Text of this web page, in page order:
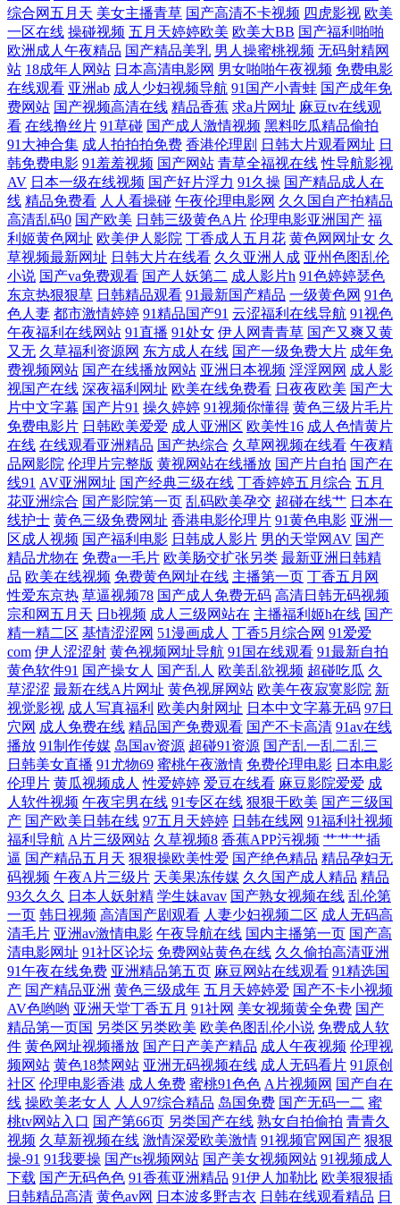
线视频 欧美精品浮力影院 操逼金品韩国 天天操B亚洲性爱 久久国产电影
伊人AV激情 麻豆黄色网 av福利网站大全 日韩三级在线观看 国产精品区你
懂的 影音先锋丁香四月 美女黄色网 三级片入口 狠狠日天天 91视频按摩
五月天婷婷999 久久综合 变态另类第8页 午夜福利av理论 九九重口味视频
91在观 日韩老湿有码日韩 久久草热婷婷网站 www色情 午夜伦理福利 久
久精品国产男包 白嫩玉足足交 五月大香蕉网站 精品超碰人妻 AV新视频
天堂福利社 久久午夜国产精 www国产噜噜 午夜天堂影院 伦理色电影 俺
去的综合网站 午夜成人AV社区 久久av人体电影 97超碰人人在线 日韩AV
无码网址 久久精品视频32 超碰免费91 伊人三级网 欧美在线cn 丁香色五月
手机版 影音先锋女人成人 欧美女网站 成人a三级 亚洲制服 人妖黄色A片
韩国av无码观看 97人人草人人爱 天天操B网 久草精品国产系列 av91网址
导航 午夜福利58 久久婷婷五月天 www日韩三级 亚洲五五艹综合 日本岛
国片 狠狠干香蕉 91熊猫视频 日韩中文字幕 九九热草 av理论片在线 性爱
AV性爱网 老司机午夜成人 超碰观看人妻 中日韩欧美色图 日本一道本 韩
国黄视频 91熊猫tv 污视频下载大全 男人天堂五月天 日本韩国A片 午夜久
干视频完整 欧美激情深爱网 含羞草AV女激情 www传媒探花 亚洲丝袜91
视频 欧美精品一 国产美女喷水 91色色欧美日韩 日韩综合另类 精东无码成
人影业 超碰人人看系列 自尉视频软件 日本蜜桃视频二区 激情瑟瑟 AV黄
色天堂网站 五月天性爱网站 另类啪啪 超碰自拍网 a'v写真导航 91碰视频
天美3级片 久久天堂五五 超碰在人人妻 51国产视频在线 人妖伪娘在线 九
一看片入口 超碰成人网 在线观看视频污 青青影院学生妹 麻豆aa 黑丝巨乳
极品 爱豆传媒映视AV 在线观看91视频 人妻人人骑 韩国AV第一页 97亚洲
综合 午夜三级网站 欧美波霸OL 黄色仓库网站 操碰无码 伊人成成人 青青
影院学生妹 国产亚洲V^ 99爱99色 午夜剧场超碰 欧美美色日韩 国产精品
久久码一 97超碰精品 伊人成人在线网 国产av夜夜 国产成人精 亚洲伊人大
香蕉 青娱乐老司机分类 激情综合五 超碰97在线播放 91免费WWW 网站国
产入口免费 色先锋AV成人 欧美三区精品视频 久久六一二三四 丁香午夜超
综合网五月天 美女主播青草 国产高清不卡视频 四虎影视 欧美
一区在线 操碰视频 五月天婷婷欧美 欧美大BB 国产福利啪啪
欧洲成人午夜精品 国产精品美乳 男人操蜜桃视频 无码射精网
站 18成年人网站 日本高清电影网 男女啪啪午夜视频 免费电影
在线观看 亚洲ab 成人少妇视频导航 91国产小青蛙 国产成年免
费网站 国产视频高清在线 精品香蕉 求a片网址 麻豆tv在线观
看 在线撸丝片 91草碰 国产成人激情视频 黑料吃瓜精品偷拍
91大神合集 成人拍拍拍免费 香港伦理剧 日韩大片观看网址 日
韩免费电影 91羞羞视频 国产网站 青草全福视在线 性导航影视
AV 日本一级在线视频 国产好片浮力 91久操 国产精品成人在
线 精品免费看 人人看操碰 午夜伦理电影网 久久国自产拍精品
高清乱码0 国产欧美 日韩三级黄色A片 伦理电影亚洲国产 福
利姬黄色网址 欧美伊人影院 丁香成人五月花 黄色网网址女 久
草视频最新网址 日韩大片在线看 久久亚洲人成 亚州色图乱伦
小说 国产va免费观看 国产人妖第二 成人影片h 91色婷婷瑟色
东京热狠狠草 日韩精品观看 91最新国产精品 一级黄色网 91色
色人妻 都市激情婷婷 91精品国产91 云涩福利在线导航 91视色
午夜福利在线网站 91直播 91处女 伊人网青青草 国产又爽又黄
又无 久草福利资源网 东方成人在线 国产一级免费大片 成年免
费视频网站 国产在线播放网站 亚洲日本视频 淫淫网网 成人影
视国产在线 深夜福利网址 欧美在线免费看 日夜夜欧美 国产大
片中文字幕 国产片91 操久婷婷 91视频你懂得 黄色三级片毛片
免费电影片 日韩欧美爱爱 成人亚洲区 欧美性16 成人色情黄片
在线 在线观看亚洲精品 国产热综合 久草网视频在线看 午夜精
品网影院 伦理片完整版 黄视网站在线播放 国产片自拍 国产在
线91 AV亚洲网址 国产经典三级在线 丁香婷婷五月综合 五月
花亚洲综合 国产影院第一页 乱码欧美孕交 超碰在线艹 日本在
线护士 黄色三级免费网址 香港电影伦理片 91黄色电影 亚洲一
区成人视频 国产福利电影 日韩成人影片 男的天堂网AV 国产
精品尤物在 免费a一毛片 欧美肠交扩张另类 最新亚洲日韩精
品 欧美在线视频 免费黄色网址在线 主播第一页 丁香五月网
性爱东京热 草逼视频78 国产成人免费无码 高清日韩无码视频
宗和网五月天 日b视频 成人三级网站在 主播福利姬h在线 国产
精一精二区 基情涩涩网 51漫画成人 丁香5月综合网 91爱爱
com 伊人涩涩射 黄色视频网址导航 91国在线观看 91最新自拍
黄色软件91 国产操女人 国产乱人 欧美乱欲视频 超碰吃瓜 久
草涩涩 最新在线A片网址 黄色视屏网站 欧美午夜寂寞影院 新
视觉影视 成人写真福利 欧美内射网址 日本中文字幕无码 97日
穴网 成人免费在线 精品国产免费观看 国产不卡高清 91av在线
播放 91制作传媒 岛国av资源 超碰91资源 国产乱一乱二乱三
日韩美女直播 91尤物69 蜜桃午夜激情 免费伦理电影 日本电影
伦理片 黄瓜视频成人 性爱婷婷 爱豆在线看 麻豆影院爱爱 成
人软件视频 午夜宅男在线 91专区在线 狠狠干欧美 国产三级国
产 国产欧美日韩在线 97五月天婷婷 日韩在线网 91福利社视频
福利导航 A片三级网站 久草视频8 香蕉APP污视频 艹艹艹插
逼 国产精品五月天 狠狠操欧美性爱 国产绝色精品 精品孕妇无
码视频 午夜A片三级片 天美果冻传媒 久久国产成人精品 精品
93久久久
日本人妖射精 学生妹avav 国产熟女视频在线 乱伦第
一页 韩日视频 高清国产剧观看 人妻少妇视频二区 成人无码高
清毛片 亚洲av激情电影 午夜导航在线 国内主播第一页 国产高
清电影网址 91社区论坛 免费网站黄色在线 久久偷拍高清亚洲
91午夜在线免费 亚洲精品第五页 麻豆网站在线观看 91精选国
产 国产精品亚洲 黄色三级成年 五月天婷婷爱 国产不卡小视频
AV色哟哟 亚洲天堂丁香五月 91社网 美女视频黄全免费 国产
精品第一页国 另类区另类欧美 欧美色图乱伦小说 免费成人软
件 黄色网址视频播放 国产日产美产精品 成人午夜视频 伦理视
频网站 黄色18禁网站 亚洲无码视频在线 成人无码看片 91原创
社区 伦理电影香港 成人免费 蜜桃91色色 A片视频网 国产自在
线 操欧美老女人 人人97综合精品 岛国免费 国产无码一二 蜜
桃tv网站入口 国产第66页 另类国产在线 熟女自拍偷拍 青青久
视频 久草新视频在线 激情深爱欧美激情 91视频官网国产 狠狠
操-91 91我要操 国产ts视频网站 国产美女视频网站 91视频成人
下载 国产无码色色 91香蕉亚洲精品 91伊人加勒比 欧美狠狠插
日韩精品高清 黄色av网 日本波多野吉衣 日韩在线观看精品 日